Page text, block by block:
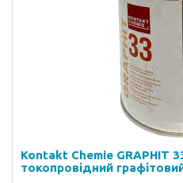
Kontakt Chemie GRAPHIT
токопровідний